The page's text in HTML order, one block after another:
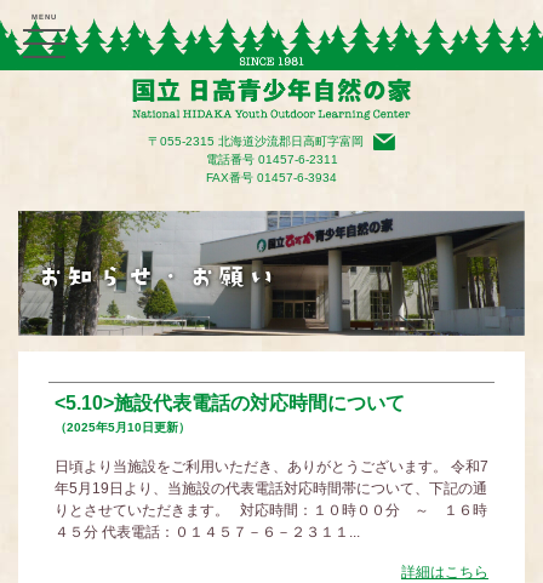
〒055-2315 北海道沙流郡日高町字富岡
電話番号 01457-6-2311
FAX番号 01457-6-3934
<5.10>施設代表電話の対応時間について
（2025年5月10日更新）
日頃より当施設をご利用いただき、ありがとうございます。 令和7
年5月19日より、当施設の代表電話対応時間帯について、下記の通
りとさせていただきます。 対応時間：１０時００分 ～ １６時
４５分 代表電話：０１４５７－６－２３１１...
詳細はこちら